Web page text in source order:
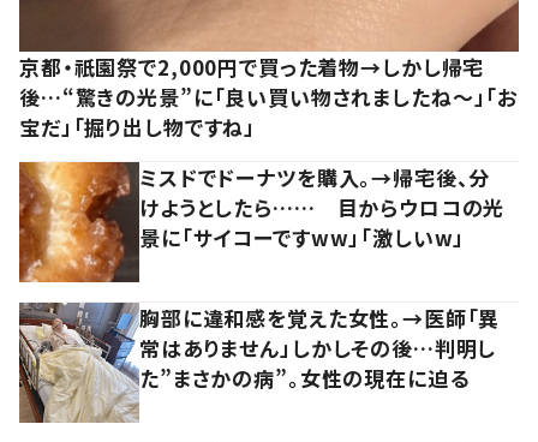
京都・祇園祭で2,000円で買った着物→しかし帰宅
後…“驚きの光景”に「良い買い物されましたね～」「お
宝だ」「掘り出し物ですね」
ミスドでドーナツを購入。→帰宅後、分
けようとしたら…… 目からウロコの光
景に「サイコーですww」「激しいw」
胸部に違和感を覚えた女性。→医師「異
常はありません」しかしその後…判明し
た”まさかの病”。女性の現在に迫る